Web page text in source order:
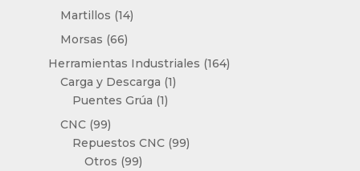
Martillos 1414
Morsas 6666
productos
Herramientas Industriales 164164
Carga y Descarga 11
Puentes Grúa 11
CNC 9999
productos
Repuestos CNC 9999
Otros 9999